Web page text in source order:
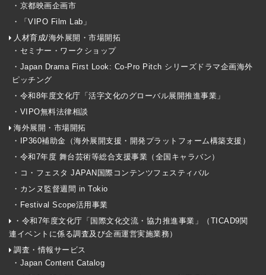
・京都映画企画市
・「VIPO Film Lab」
人材育成/海外展開・市場開拓
・セミナー・ワークショップ
・Japan Drama First Look: Co-Pro Pitch シリーズドラマ企画海外
ピッチング
・令和8年度文化庁「活字文化のグローバル展開推進事業」
・VIPO無料法律相談
海外展開・市場開拓
・IP360補助金（海外展開支援・開発プラットフォーム構築支援）
・令和7年度 舞台芸術等総合支援事業（全国キャラバン）
・コ・フェスタ JAPAN国際コンテンツフェスティバル
・カンヌ監督週間 in Tokio
・Festival Scope活用事業
・令和7年度文化庁「国際文化交流・協力推進事業」（TICAD9関
連イベントに係る調査及び企画運営実施業務）
調査・情報サービス
・Japan Content Catalog